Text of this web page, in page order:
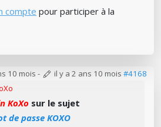
compte pour participer à la
10 mois - il y a 2 ans 10 mois #4168
KoXo sur le sujet
de passe KOXO